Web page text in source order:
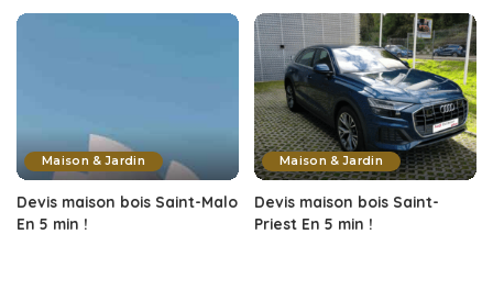
Maison & Jardin
Devis maison bois Saint-Malo
En 5 min !
Maison & Jardin
Devis maison bois Saint-
Priest En 5 min !